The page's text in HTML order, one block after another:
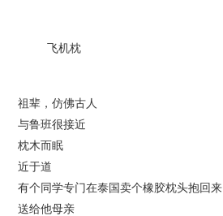
飞机枕
祖辈，仿佛古人
与鲁班很接近
枕木而眠
近于道
有个同学专门在泰国卖个橡胶枕头抱回来
送给他母亲